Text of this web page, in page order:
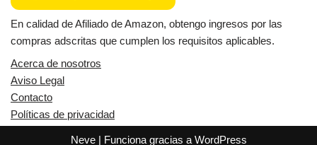
En calidad de Afiliado de Amazon, obtengo ingresos por las
compras adscritas que cumplen los requisitos aplicables.
Acerca de nosotros
Aviso Legal
Contacto
Políticas de privacidad
Neve| Funciona gracias a WordPress